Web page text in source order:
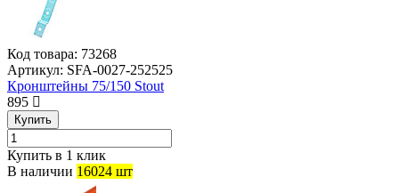
Код товара: 73268
Артикул: SFA-0027-252525
Кронштейны 75/150 Stout
895
Купить
Купить в 1 клик
В наличии 16024 шт